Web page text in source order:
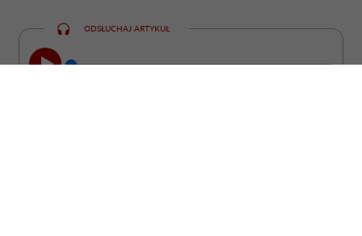
ODSŁUCHAJ ARTYKUŁ